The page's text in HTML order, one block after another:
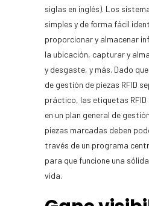
siglas en inglés). Los
simples y de forma fácil
proporcionar y almacenar
la ubicación, capturar y
y desgaste, y más. Dado
de gestión de piezas RFID
práctico, las etiquetas
en un plan general de
piezas marcadas deben
través de un programa
para que funcione una
vida.